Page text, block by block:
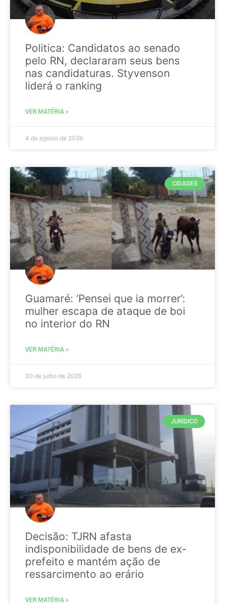
Politica: Candidatos ao senado
pelo RN, declararam seus bens
nas candidaturas. Styvenson
liderá o ranking
VER MATÉRIA »
4 de agosto de 2026
CIDADES
Guamaré: ‘Pensei que ia morrer’:
mulher escapa de ataque de boi
no interior do RN
VER MATÉRIA »
30 de julho de 2026
JURIDICO
Decisão: TJRN afasta
indisponibilidade de bens de ex-
prefeito e mantém ação de
ressarcimento ao erário
VER MATÉRIA »